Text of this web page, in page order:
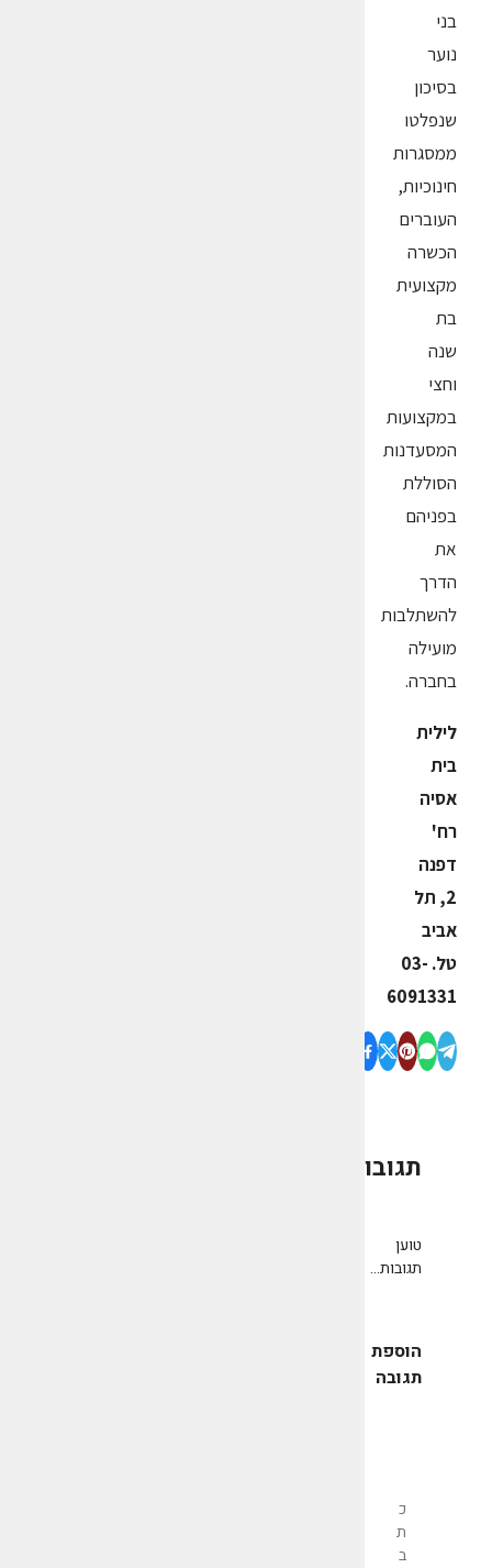
בני
נוער
בסיכון
שנפלטו
ממסגרות
חינוכיות,
העוברים
הכשרה
מקצועית
בת
שנה
וחצי
במקצועות
המסעדנות
הסוללת
בפניהם
את
הדרך
להשתלבות
מועילה
בחברה.
לילית
בית
אסיה
רח'
דפנה
2, תל
אביב
טל. 03-
6091331
תגובות
טוען
תגובות...
הוספת
תגובה